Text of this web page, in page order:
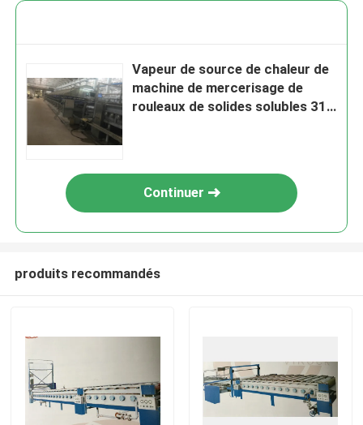
Vapeur de source de chaleur de
machine de mercerisage de
rouleaux de solides solubles 316
Continuer
produits recommandés